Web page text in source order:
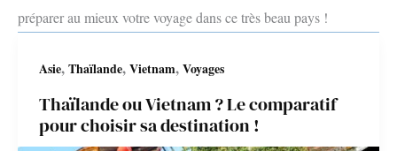
préparer au mieux votre voyage dans ce très beau pays !
Asie,Thaïlande,Vietnam,Voyages
Thaïlande ou Vietnam ? Le comparatif
pour choisir sa destination !